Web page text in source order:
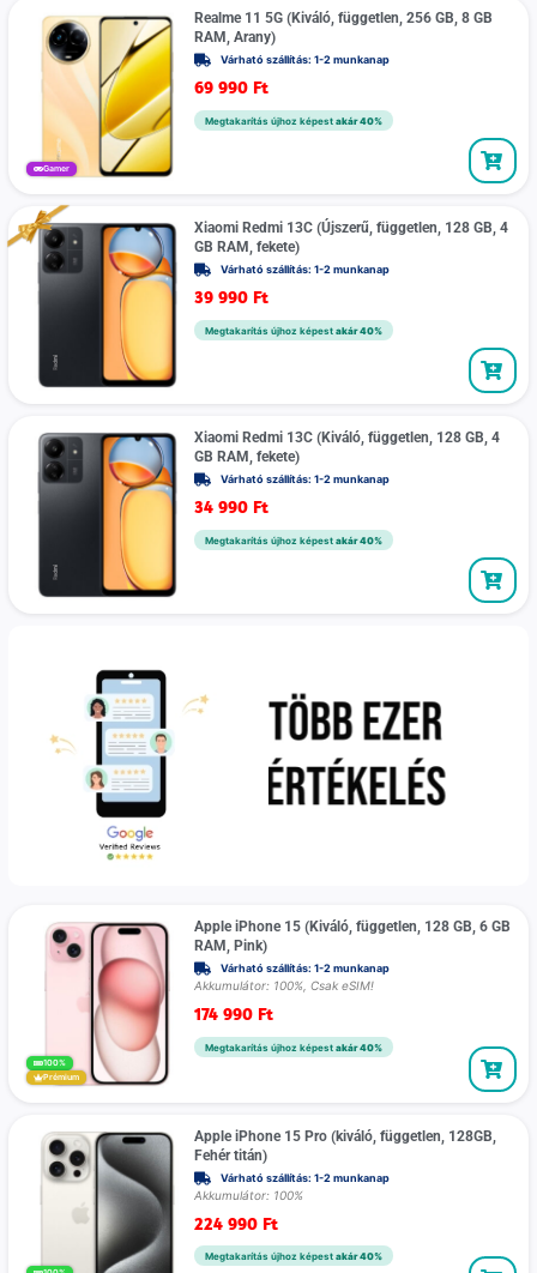
Gamer
Realme 11 5G (Kiváló, független, 256 GB, 8 GB
RAM, Arany)
Várható szállítás: 1-2 munkanap
69 990 Ft
Megtakarítás újhoz képest akár 40%
Xiaomi Redmi 13C (Újszerű, független, 128 GB, 4
GB RAM, fekete)
Várható szállítás: 1-2 munkanap
39 990 Ft
Megtakarítás újhoz képest akár 40%
Xiaomi Redmi 13C (Kiváló, független, 128 GB, 4
GB RAM, fekete)
Várható szállítás: 1-2 munkanap
34 990 Ft
Megtakarítás újhoz képest akár 40%
100%
Prémium
Apple iPhone 15 (Kiváló, független, 128 GB, 6 GB
RAM, Pink)
Várható szállítás: 1-2 munkanap
Akkumulátor: 100%, Csak eSIM!
174 990 Ft
Megtakarítás újhoz képest akár 40%
Apple iPhone 15 Pro (kiváló, független, 128GB,
Fehér titán)
Várható szállítás: 1-2 munkanap
Akkumulátor: 100%
224 990 Ft
Megtakarítás újhoz képest akár 40%